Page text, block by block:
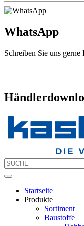
WhatsApp
Schreiben Sie uns
Startseite
Produkte
Sortiment
Baustoffe